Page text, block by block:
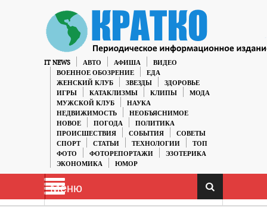
IT NEWS АВТО АФИША
ВИДЕО
ВОЕННОЕ ОБОЗРЕНИЕ
ЕДА
ЖЕНСКИЙ КЛУБ
ЗВЕЗДЫ
ЗДОРОВЬЕ
ИГРЫ
КАТАКЛИЗМЫ КЛИПЫ
МОДА
МУЖСКОЙ КЛУБ
НАУКА
НЕДВИЖИМОСТЬ
НЕОБЪЯСНИМОЕ
НОВОЕ
ПОГОДА
ПОЛИТИКА
ПРОИСШЕСТВИЯ
СОБЫТИЯ
СОВЕТЫ
СПОРТ
СТАТЬИ ТЕХНОЛОГИИ
ТОП
ФОТО
ФОТОРЕПОРТАЖИ
ЭЗОТЕРИКА
ЭКОНОМИКА
ЮМОР
Меню